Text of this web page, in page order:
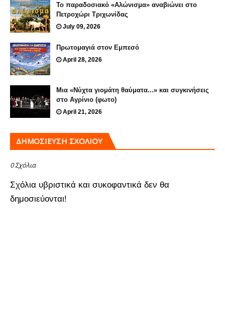
Το παραδοσιακό «Αλώνισμα» αναβιώνει στο
Πετροχώρι Τριχωνίδας
July 09, 2026
Πρωτομαγιά στον Εμπεσό
April 28, 2026
Μια «Νύχτα γιομάτη θαύματα...» και συγκινήσεις
στο Αγρίνιο (φωτο)
April 21, 2026
ΔΗΜΟΣΊΕΥΣΗ ΣΧΟΛΊΟΥ
0 Σχόλια
Σχόλια υβριστικά και συκοφαντικά δεν θα
δημοσιεύονται!